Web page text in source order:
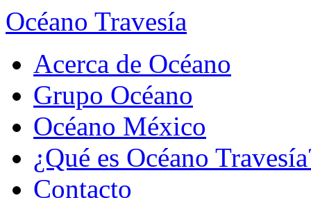
Océano Travesía
Acerca de Océano
Grupo Océano
Océano México
¿Qué es Océano
Contacto